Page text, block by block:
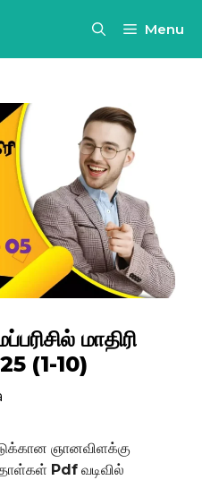
Menu
மாதிரி
(1-10)
ஞானவிளக்கு
Pdf வடிவில்